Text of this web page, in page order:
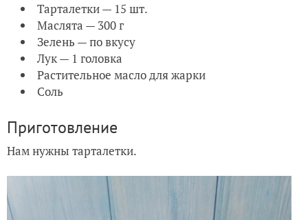
Тарталетки — 15 шт.
Маслята — 300 г
Зелень — по вкусу
Лук — 1 головка
Растительное масло для жарки
Соль
Приготовление
Нам нужны тарталетки.